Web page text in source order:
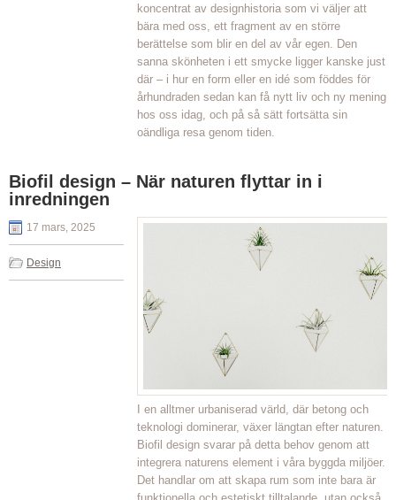
koncentrat av designhistoria som vi väljer att
bära med oss, ett fragment av en större
berättelse som blir en del av vår egen. Den
sanna skönheten i ett smycke ligger kanske just
där – i hur en form eller en idé som föddes för
århundraden sedan kan få nytt liv och ny mening
hos oss idag, och på så sätt fortsätta sin
oändliga resa genom tiden.
Biofil design – När naturen flyttar in i
inredningen
17 mars, 2025
Design
I en alltmer urbaniserad värld, där betong och
teknologi dominerar, växer längtan efter naturen.
Biofil design svarar på detta behov genom att
integrera naturens element i våra byggda miljöer.
Det handlar om att skapa rum som inte bara är